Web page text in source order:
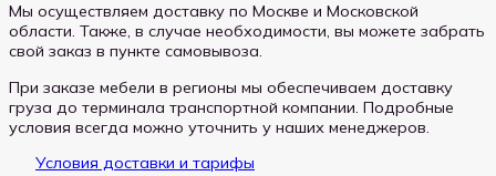
Мы осуществляем доставку по Москве и Московской
области. Также, в случае необходимости, вы можете забрать
свой заказ в пункте самовывоза.
При заказе мебели в регионы мы обеспечиваем доставку
груза до терминала транспортной компании. Подробные
условия всегда можно уточнить у наших менеджеров.
Условия доставки и тарифы